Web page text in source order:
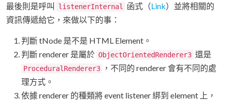
最後則是呼叫 listenerInternal 函式（Link）並將相關的
資訊傳遞給它，來做以下的事：
判斷 tNode 是不是 HTML Element。
判斷 renderer 是屬於 ObjectOrientedRenderer3 還是
ProceduralRenderer3
，不同的 renderer 會有不同的處
理方式。
依據 renderer 的種類將 event listener 綁到 element 上，